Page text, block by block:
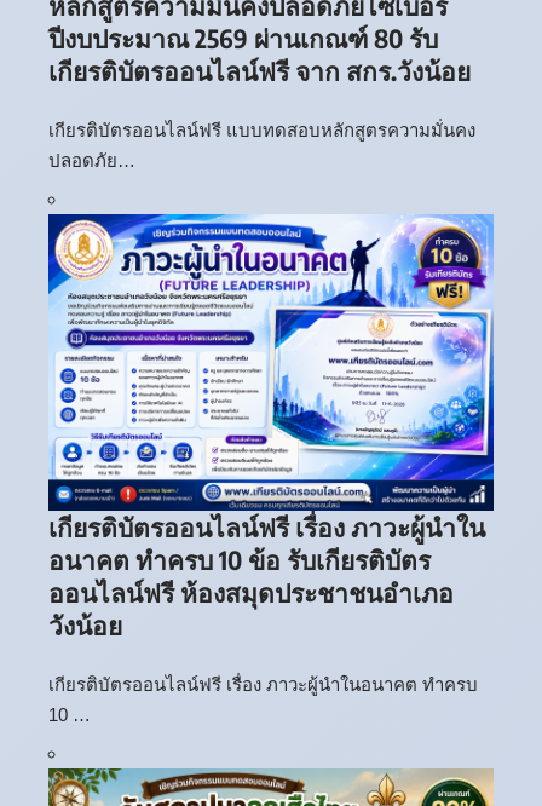
ปีงบประมาณ 2569 ผ่านเกณฑ์ 80 รับ
เกียรติบัตรออนไลน์ฟรี จาก สกร.วังน้อย
เกียรติบัตรออนไลน์ฟรี แบบทดสอบหลักสูตรความมั่นคง
ปลอดภัย…
เกียรติบัตรออนไลน์ฟรี เรื่อง ภาวะผู้นำใน
อนาคต ทำครบ 10 ข้อ รับเกียรติบัตร
ออนไลน์ฟรี ห้องสมุดประชาชนอำเภอ
วังน้อย
เกียรติบัตรออนไลน์ฟรี เรื่อง ภาวะผู้นำในอนาคต ทำครบ
10 …